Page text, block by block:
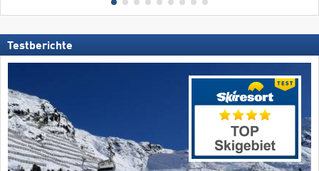
Testberichte